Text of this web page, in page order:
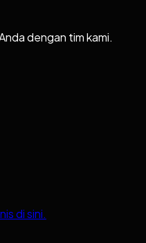
dengan tim kami.
di sini.